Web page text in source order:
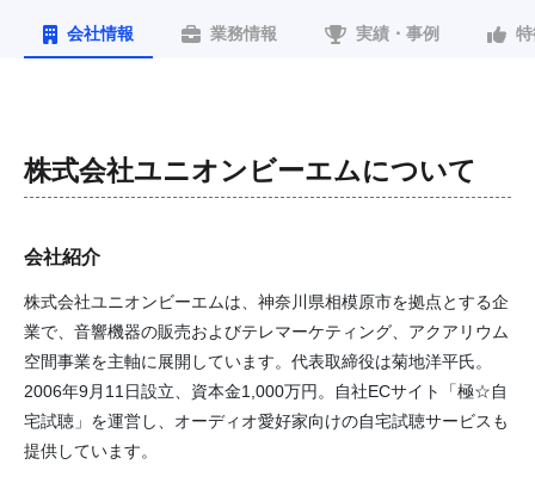
会社情報 業務情報 実績・事例
株式会社ユニオンビーエムについて
会社紹介
株式会社ユニオンビーエムは、神奈川県相模原市を拠点とする企
業で、音響機器の販売およびテレマーケティング、アクアリウム
空間事業を主軸に展開しています。代表取締役は菊地洋平氏。
2006年9月11日設立、資本金1,000万円。自社ECサイト「極☆自
宅試聴」を運営し、オーディオ愛好家向けの自宅試聴サービスも
提供しています。